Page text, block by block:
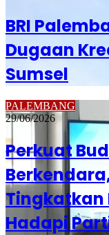
BRI
Dugaan
Sumsel
PALEMBANG
29/06/2026
Perkuat
Tingkatkan
Hadapi